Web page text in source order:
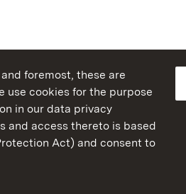
foremost, these are
use cookies for the purpose
in our data privacy
and access thereto is based
Act) and consent to